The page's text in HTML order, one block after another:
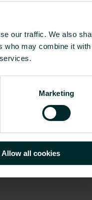
our traffic. We also
who may combine it with
Marketing
Allow all cookies